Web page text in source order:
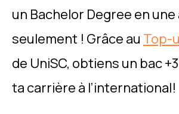
un Bachelor Degree en une
seulement ! Grâce au Top-
de UniSC, obtiens un bac
ta carrière à l’international!